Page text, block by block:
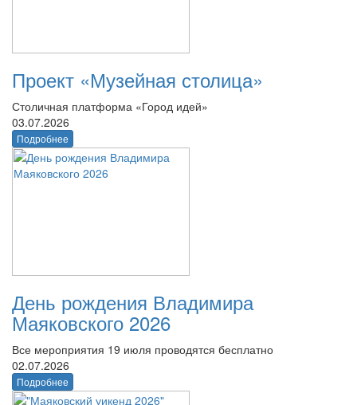
Проект «Музейная столица»
Столичная платформа «Город идей»
03.07.2026
Подробнее
День рождения Владимира
Маяковского 2026
Все мероприятия 19 июля проводятся бесплатно
02.07.2026
Подробнее